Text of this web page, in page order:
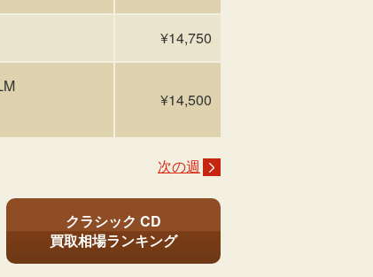
¥14,750
¥14,500
次の週
クラシック CD
買取相場ランキング